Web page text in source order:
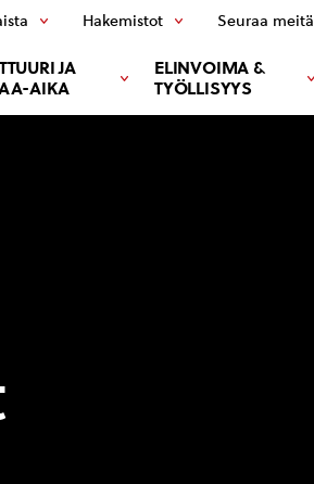
JA
AIKA
ELINVOIMA &
TYÖLLISYYS
Hakemistot Seuraa meitä